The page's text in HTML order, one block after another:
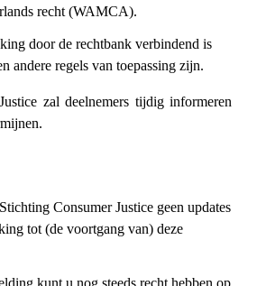
recht (WAMCA).
door de rechtbank verbindend is
andere regels van toepassing zijn.
zal deelnemers tijdig informeren
Consumer Justice geen updates
tot (de voortgang van) deze
kunt u nog steeds recht hebben op